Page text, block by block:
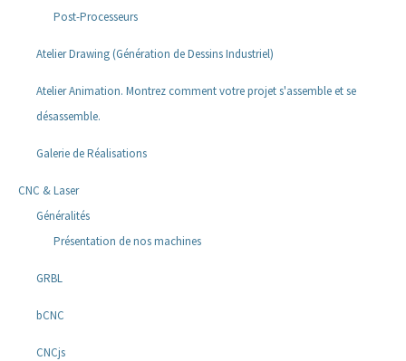
Post-Processeurs
Atelier Drawing (Génération de Dessins Industriel)
Atelier Animation. Montrez comment votre projet s'assemble et se
désassemble.
Galerie de Réalisations
CNC & Laser
Généralités
Présentation de nos machines
GRBL
bCNC
CNCjs